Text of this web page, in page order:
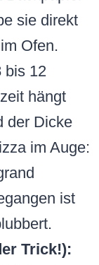
sie direkt
Ofen.
bis 12
hängt
der Dicke
im Auge:
ist
Trick!):